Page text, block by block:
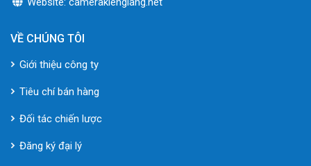
VỀ CHÚNG TÔI
Giới thiệu công ty
Tiêu chí bán hàng
Đối tác chiến lược
Đăng ký đại lý